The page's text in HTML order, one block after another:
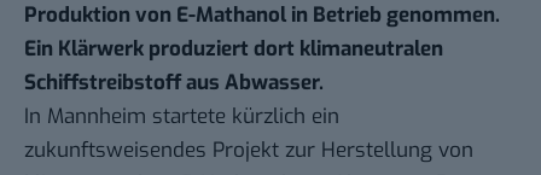
Produktion von E-Mathanol in Betrieb genommen.
Ein Klärwerk produziert dort klimaneutralen
Schiffstreibstoff aus Abwasser.
In Mannheim startete kürzlich ein
zukunftsweisendes Projekt zur Herstellung von